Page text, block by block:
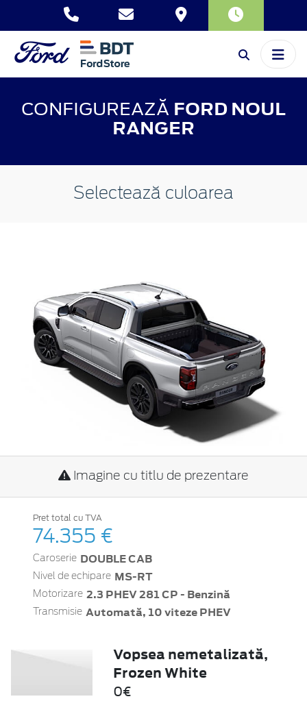
CONFIGUREAZĂ FORD NOUL
RANGER
Selectează culoarea
Imagine cu titlu de prezentare
Pret total cu TVA
74.355 €
Caroserie DOUBLE CAB
Nivel de echipare MS-RT
Motorizare 2.3 PHEV 281 CP - Benzină
Transmisie Automată, 10 viteze PHEV
Vopsea nemetalizată,
Frozen White
0€